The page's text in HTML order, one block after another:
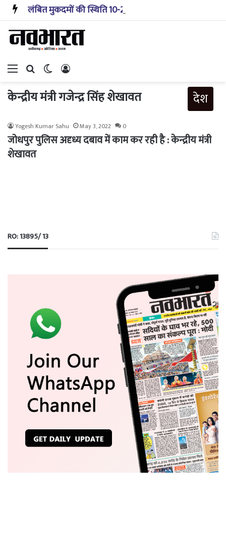
Menu Search forSwitch skin
केन्द्रीय मंत्री गजेन्द्र सिंह शेखावत देश
Yogesh Kumar Sahu May 3, 2022 0
जोधपुर पुलिस अदृध्य दबाव में काम कर रही है : केन्द्रीय मंत्री
शेखावत
RO: 13895/ 13